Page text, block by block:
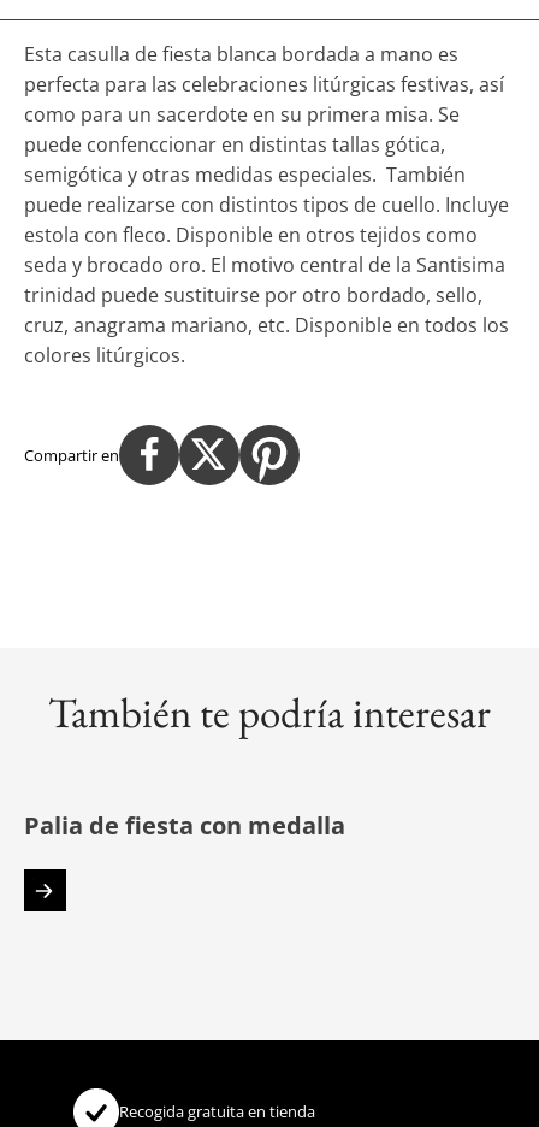
Esta casulla de fiesta blanca bordada a mano es
perfecta para las celebraciones litúrgicas festivas, así
como para un sacerdote en su primera misa. Se
puede confenccionar en distintas tallas gótica,
semigótica y otras medidas especiales. También
puede realizarse con distintos tipos de cuello. Incluye
estola con fleco. Disponible en otros tejidos como
seda y brocado oro. El motivo central de la Santisima
trinidad puede sustituirse por otro bordado, sello,
cruz, anagrama mariano, etc. Disponible en todos los
colores litúrgicos.
Compartir en
También te podría interesar
Palia de fiesta con medalla
Recogida gratuita en tienda